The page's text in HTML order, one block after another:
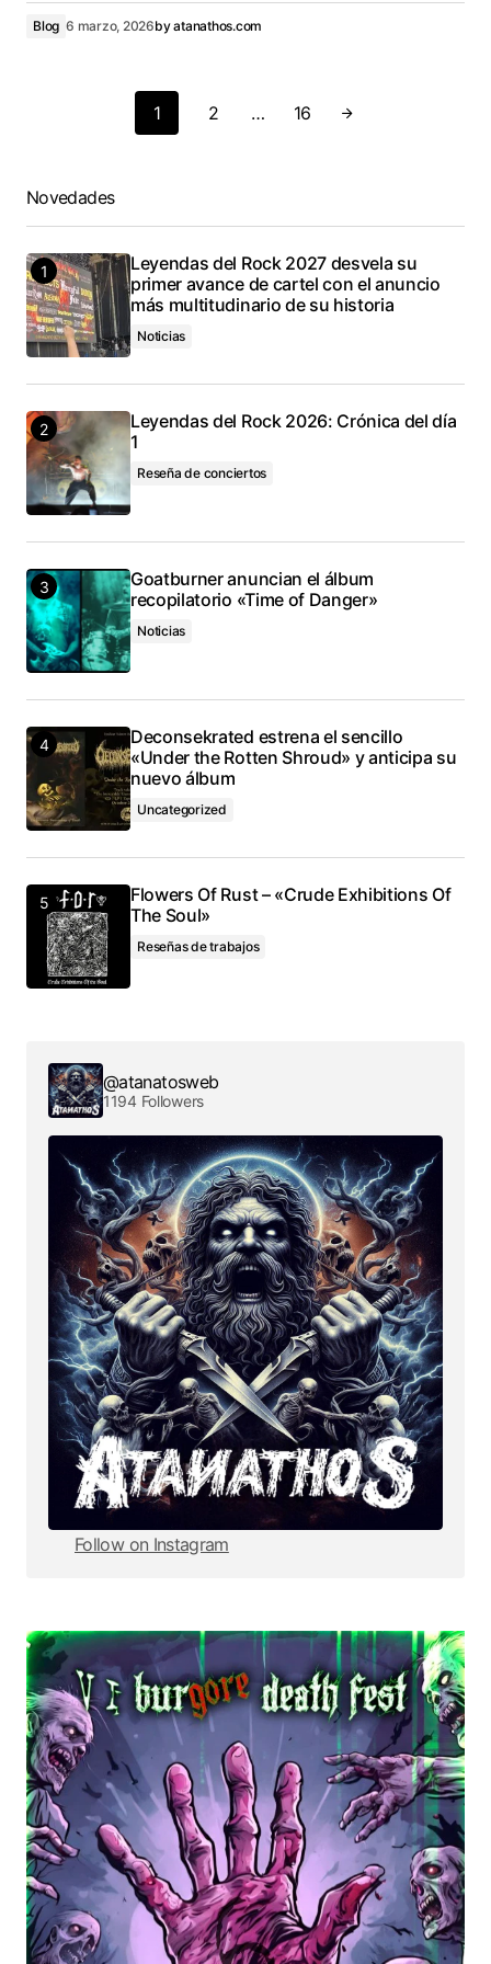
Blog 6 marzo, 2026byatanathos.com
1 2 … 16
Novedades
Leyendas del Rock 2027 desvela su
primer avance de cartel con el anuncio
más multitudinario de su historia
Noticias
Leyendas del Rock 2026: Crónica del día
1
Reseña de conciertos
Goatburner anuncian el álbum
recopilatorio «Time of Danger»
Noticias
Deconsekrated estrena el sencillo
«Under the Rotten Shroud» y anticipa su
nuevo álbum
Uncategorized
Flowers Of Rust – «Crude Exhibitions Of
The Soul»
Reseñas de trabajos
@atanatosweb
1194 Followers
Follow on Instagram